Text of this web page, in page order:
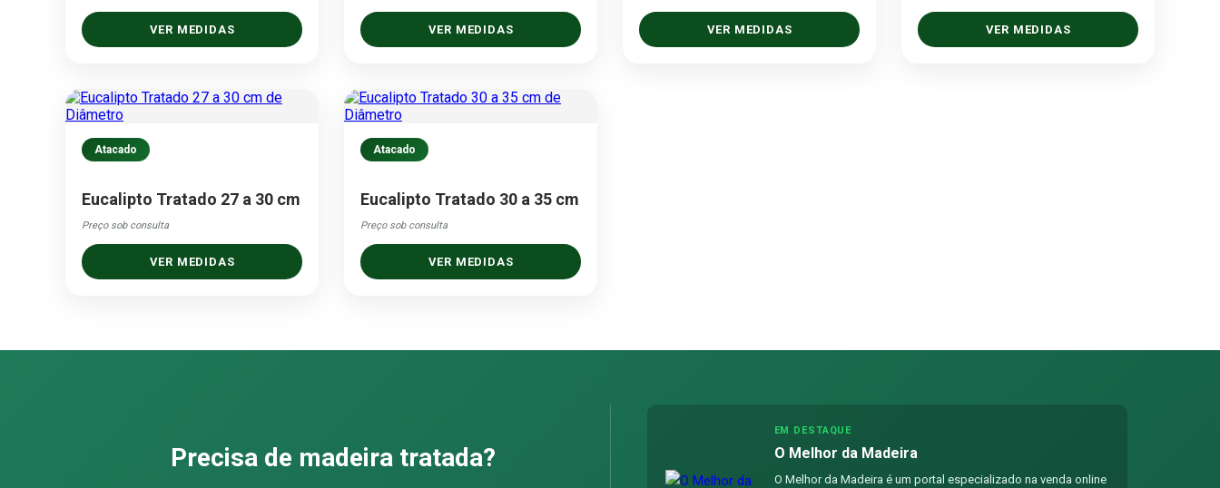
VER MEDIDAS VER MEDIDAS VER MEDIDAS VER MEDIDAS
Atacado
Eucalipto Tratado 27 a 30 cm
Preço sob consulta
VER MEDIDAS
Atacado
Eucalipto Tratado 30 a 35 cm
Preço sob consulta
VER MEDIDAS
Precisa de madeira tratada?
EM DESTAQUE
O Melhor da Madeira
O Melhor da Madeira é um portal especializado na venda online